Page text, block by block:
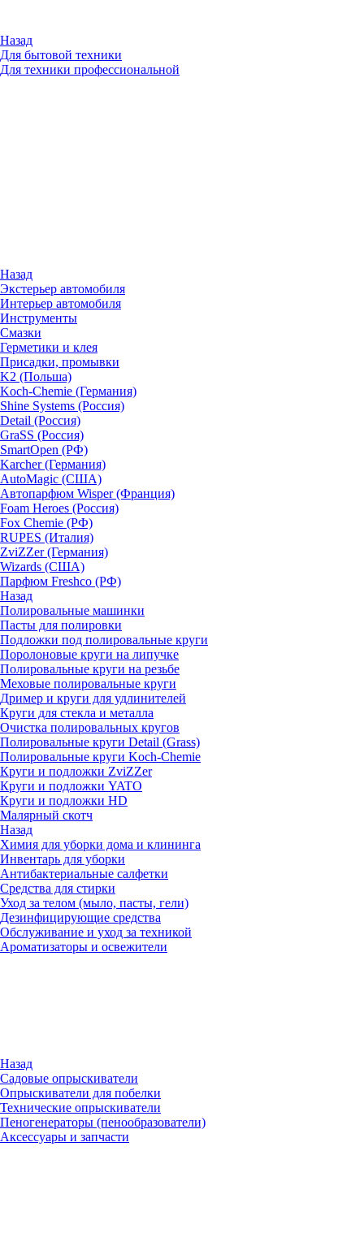
Назад
Для бытовой техники
Для техники профессиональной
Назад
Экстерьер автомобиля
Интерьер автомобиля
Инструменты
Смазки
Герметики и клея
Присадки, промывки
K2 (Польша)
Koch-Chemie (Германия)
Shine Systems (Россия)
Detail (Россия)
GraSS (Россия)
SmartOpen (РФ)
Karcher (Германия)
AutoMagic (США)
Автопарфюм Wisper (Франция)
Foam Heroes (Россия)
Fox Chemie (РФ)
RUPES (Италия)
ZviZZer (Германия)
Wizards (США)
Парфюм Freshco (РФ)
Назад
Полировальные машинки
Пасты для полировки
Подложки под полировальные круги
Поролоновые круги на липучке
Полировальные круги на резьбе
Меховые полировальные круги
Дример и круги для удлинителей
Круги для стекла и металла
Очистка полировальных кругов
Полировальные круги Detail (Grass)
Полировальные круги Koch-Chemie
Круги и подложки ZviZZer
Круги и подложки YATO
Круги и подложки HD
Малярный скотч
Назад
Химия для уборки дома и клининга
Инвентарь для уборки
Антибактериальные салфетки
Средства для стирки
Уход за телом (мыло, пасты, гели)
Дезинфицирующие средства
Обслуживание и уход за техникой
Ароматизаторы и освежители
Назад
Садовые опрыскиватели
Опрыскиватели для побелки
Технические опрыскиватели
Пеногенераторы (пенообразователи)
Аксессуары и запчасти